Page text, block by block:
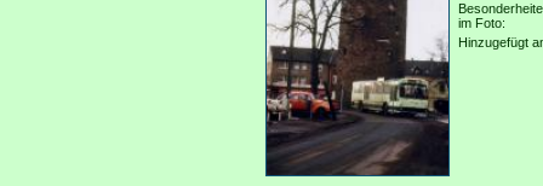
im Foto:
Hinzugefügt